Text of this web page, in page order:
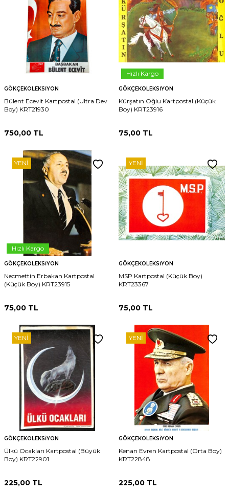
GÖKÇEKOLEKSIYON
Bülent Ecevit Kartpostal (Ultra Dev
Boy) KRT21930
750,00 TL
Hızlı Kargo
GÖKÇEKOLEKSIYON
Kürşatın Oğlu Kartpostal (Küçük
Boy) KRT23916
75,00 TL
YENI
Hızlı Kargo
GÖKÇEKOLEKSIYON
Necmettin Erbakan Kartpostal
(Küçük Boy) KRT23915
75,00 TL
YENI
GÖKÇEKOLEKSIYON
MSP Kartpostal (Küçük Boy)
KRT23367
75,00 TL
YENI
GÖKÇEKOLEKSIYON
Ülkü Ocakları Kartpostal (Büyük
Boy) KRT22901
225,00 TL
YENI
GÖKÇEKOLEKSIYON
Kenan Evren Kartpostal (Orta Boy)
KRT22848
225,00 TL